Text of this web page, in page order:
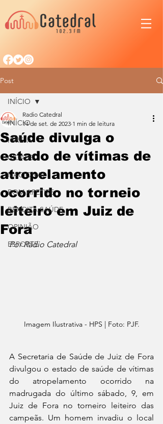
Post
INÍCIO
IGREJA
CIDADE
NACIONAL
BOM APETITE
BENDITA SAÚDE
OPINIÃO
ESPORTE
INÍCIO
Saúde divulga o
estado de vítimas de
atropelamento
ocorrido no torneio
leiteiro em Juiz de
Fora
Radio Catedral
14 de set. de 2023 1 min de leitura
Por Rádio Catedral
Imagem Ilustrativa - HPS | Foto: PJF.
A Secretaria de Saúde de Juiz de Fora
divulgou o estado de saúde de vítimas
do atropelamento ocorrido na
madrugada do último sábado, 9, em
Juiz de Fora no torneiro leiteiro das
campeãs. Um homem invadiu o local